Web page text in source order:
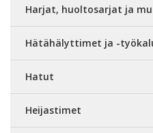
Harjat, huoltosarjat ja
Hätähälyttimet ja -
Hatut
Heijastimet